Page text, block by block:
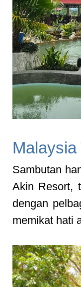
Sambutan
Akin Resort,
dengan
memikat hati